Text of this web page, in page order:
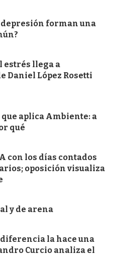
depresión forman una
estrés llega a
Daniel López Rosetti
aplica Ambiente: a
qué
con los días contados
oposición visualiza
y de arena
diferencia la hace una
Curcio analiza el